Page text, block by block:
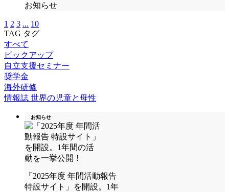
お知らせ
1 2 3 ... 10
TAG タグ
すべて
ピックアップ
自立支援セミナー
奨学金
海外研修
情報誌 世界の児童と母性
お知らせ
「2025年度 年間活動報告
特設サイト」を開設。1年